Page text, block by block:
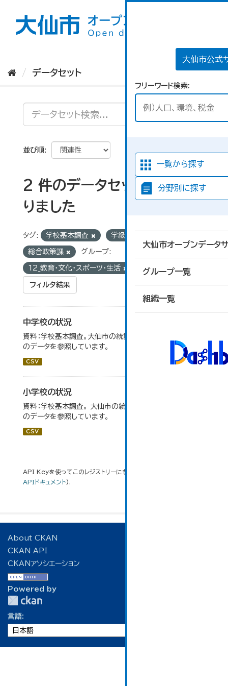
大仙市公式
フリーワード検索
一覧から探す
分野別に探す
大仙市オープンデータ
グループ一覧
組織一覧
データセット
並び順
2 件のデータセットが見つか
りました
タグ: 学校基本調査 学級数
総合政策課 グループ:
12_教育・文化・スポーツ・生活
フィルタ結果
中学校の状況
資料：学校基本調査。大仙市の統計「14-5 中学校の状況」
のデータを参照しています。
CSV
小学校の状況
資料：学校基本調査。 大仙市の統計「14-3 小学校の状況」
のデータを参照しています。
CSV
API Keyを使ってこのレジストリーにもアクセス可能です
APIドキュメント).
About CKAN
CKAN API
CKANアソシエーション
Powered by
言語